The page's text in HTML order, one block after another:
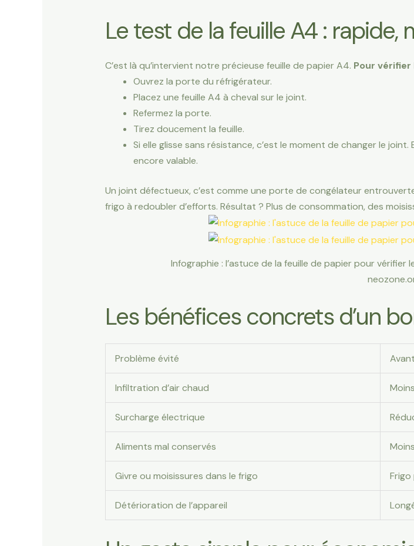
Le test de la feuille A4 : rapide,
C’est là qu’intervient notre précieuse feuille de papier A4. Pour
Ouvrez la porte du réfrigérateur.
Placez une feuille A4 à cheval sur le joint.
Refermez la porte.
Tirez doucement la feuille.
Si elle glisse sans résistance, c’est le moment de changer le
encore valable.
Un joint défectueux, c’est comme une porte de congélateur
frigo à redoubler d’efforts. Résultat ? Plus de consommation, des
Infographie : l’astuce de la feuille de papier pour
Les bénéfices concrets d’un
Problème évité
Infiltration d’air chaud
Surcharge électrique
Aliments mal conservés
Givre ou moisissures dans le frigo Frigo
Détérioration de l’appareil